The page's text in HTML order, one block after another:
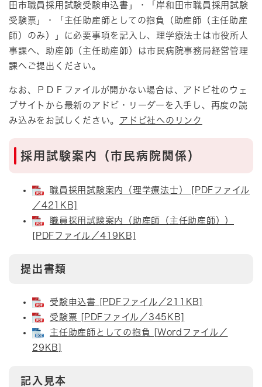
田市職員採用試験受験申込書」・「岸和田市職員採用試験
受験票」・「主任助産師としての抱負（助産師（主任助産
師）のみ）」に必要事項を記入し、理学療法士は市役所人
事課へ、助産師（主任助産師）は市民病院事務局経営管理
課へご提出ください。
なお、ＰＤＦファイルが開かない場合は、アドビ社のウェ
ブサイトから最新のアドビ・リーダーを入手し、再度の読
み込みをお試しください。
アドビ社へのリンク
採用試験案内（市民病院関係）
職員採用試験案内（理学療法士） [PDFファイル
／421KB]
職員採用試験案内（助産師（主任助産師））
[PDFファイル／419KB]
提出書類
受験申込書 [PDFファイル／211KB]
受験票 [PDFファイル／345KB]
主任助産師としての抱負 [Wordファイル／
29KB]
記入見本